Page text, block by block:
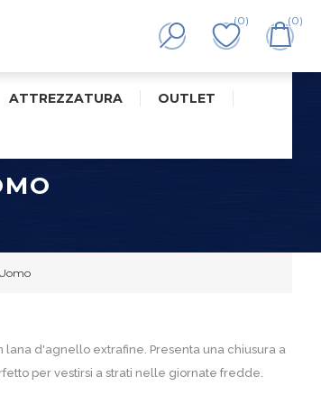
(0) (0)
ATTREZZATURA OUTLET
d'agnello extrafine. Presenta una chiusura a
per vestirsi a strati nelle giornate fredde.